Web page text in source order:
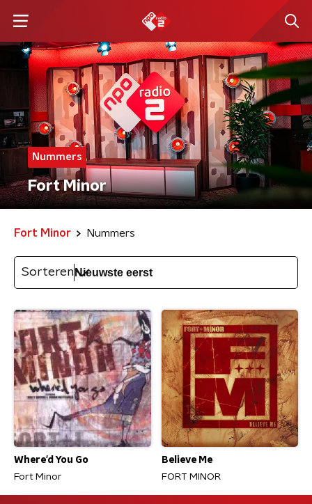
Nummers
Fort Minor
Fort Minor Nummers
Sorteren
Where'd You Go
Fort Minor
Believe Me
FORT MINOR